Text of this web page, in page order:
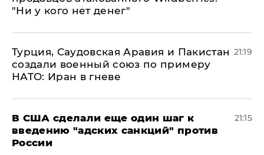
"Ни у кого нет денег"
Турция, Саудовская Аравия и Пакистан
создали военный союз по примеру
НАТО: Иран в гневе
21:19
В США сделали еще один шаг к
введению "адских санкций" против
России
21:15